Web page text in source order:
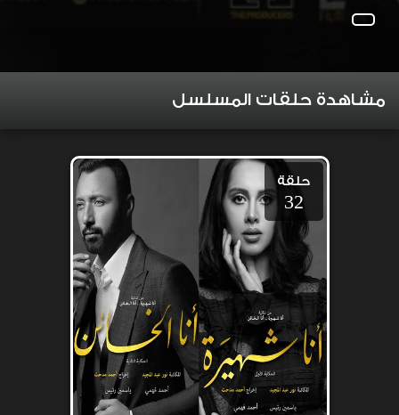
مشاهدة حلقات المسلسل
حلقة
32